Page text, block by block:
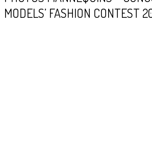
MODELS’ FASHION CONTEST